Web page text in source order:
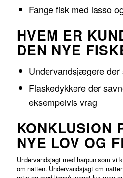
Fange fisk med lasso
HVEM ER
DEN NYE
Undervandsjægere der
Flaskedykkere der
eksempelvis vrag
KONKLUSION
NYE LOV OG
Undervandsjagt med harpun som vi
om natten. Undervandsjagt om